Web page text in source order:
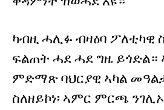
ካብዚ ሓሊፉ ብዛዕባ ፖለቲካዊ
ፍልጠት ሓደ ሓደ ግዜ ይጎድል።
ምድማጽ ባህርያዊ ኣካል
ስለዘይኮነ፡ ኣምር ምርጫ